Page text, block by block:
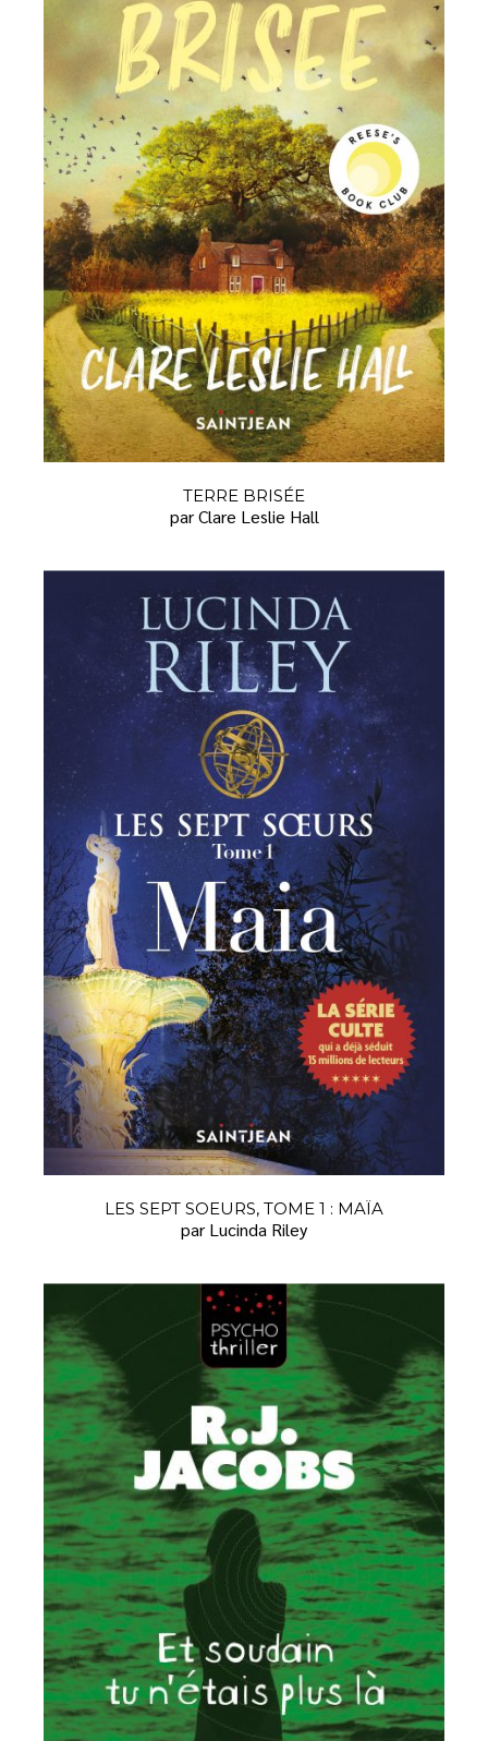
TERRE BRISÉE
par Clare Leslie Hall
LES SEPT SOEURS, TOME 1 : MAÏA
par Lucinda Riley